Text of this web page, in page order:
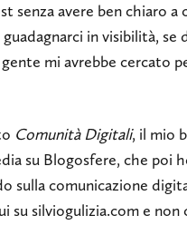
senza avere ben chiaro a
in visibilità, se
mi avrebbe cercato
Comunità Digitali, il mio
su Blogosfere, che poi
sulla comunicazione
su silviogulizia.com e non